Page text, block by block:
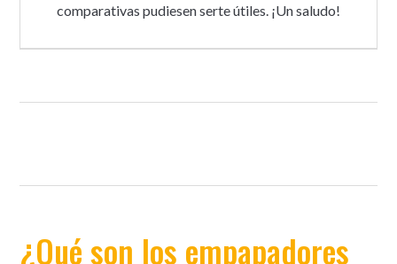
comparativas pudiesen serte útiles. ¡Un saludo!
¿Qué son los empapadores